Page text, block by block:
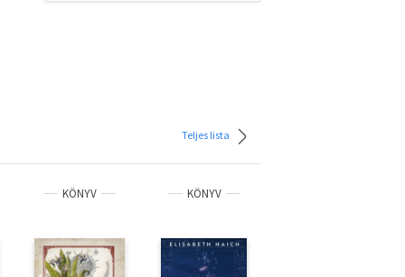
Teljes lista
KÖNYV KÖNYV